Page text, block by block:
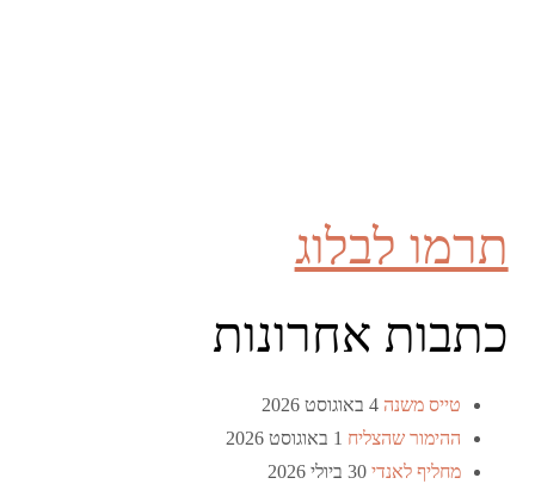
תרמו לבלוג
כתבות אחרונות
טייס משנה 4 באוגוסט 2026
ההימור שהצליח 1 באוגוסט 2026
מחליף לאנדי 30 ביולי 2026